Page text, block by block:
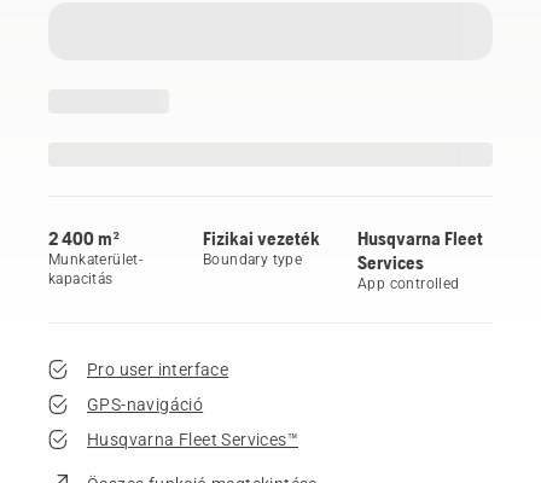
2 400 m²
Munkaterület-
kapacitás
Fizikai vezeték
Boundary type
Husqvarna Fleet
Services
App controlled
Pro user interface
GPS-navigáció
Husqvarna Fleet Services™